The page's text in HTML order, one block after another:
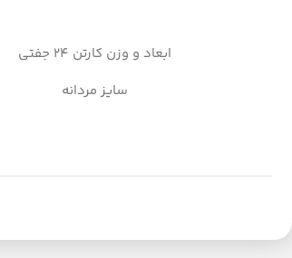
ابعاد و وزن کارتن 24 جفتی
سایز مردانه